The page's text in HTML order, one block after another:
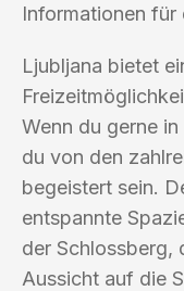
Informationen für
Ljubljana bietet
Wenn du gerne
du von den
begeistert sein.
entspannte
der Schlossberg,
Aussicht auf die